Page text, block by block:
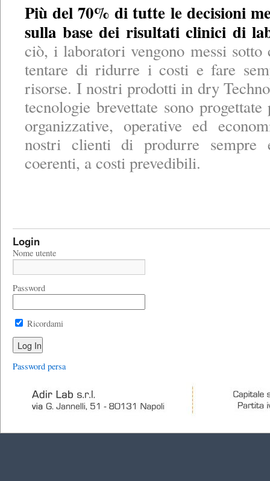
Più del 70% di tutte le decisioni
sulla base dei risultati clinici di
ciò, i laboratori vengono messi sotto
tentare di ridurre i costi e fare
risorse. I nostri prodotti in dry
tecnologie brevettate sono
organizzative, operative ed
nostri clienti di produrre sempre
coerenti, a costi prevedibili.
Login
Nome utente
Password
Ricordami
Password persa